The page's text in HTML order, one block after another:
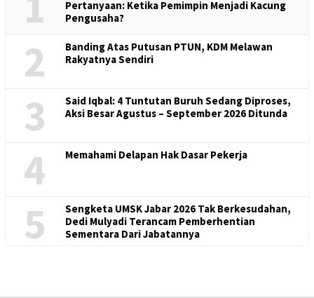
Pertanyaan: Ketika Pemimpin Menjadi Kacung
Pengusaha?
2
Banding Atas Putusan PTUN, KDM Melawan
Rakyatnya Sendiri
3
Said Iqbal: 4 Tuntutan Buruh Sedang Diproses,
Aksi Besar Agustus – September 2026 Ditunda
4 Memahami Delapan Hak Dasar Pekerja
5
Sengketa UMSK Jabar 2026 Tak Berkesudahan,
Dedi Mulyadi Terancam Pemberhentian
Sementara Dari Jabatannya